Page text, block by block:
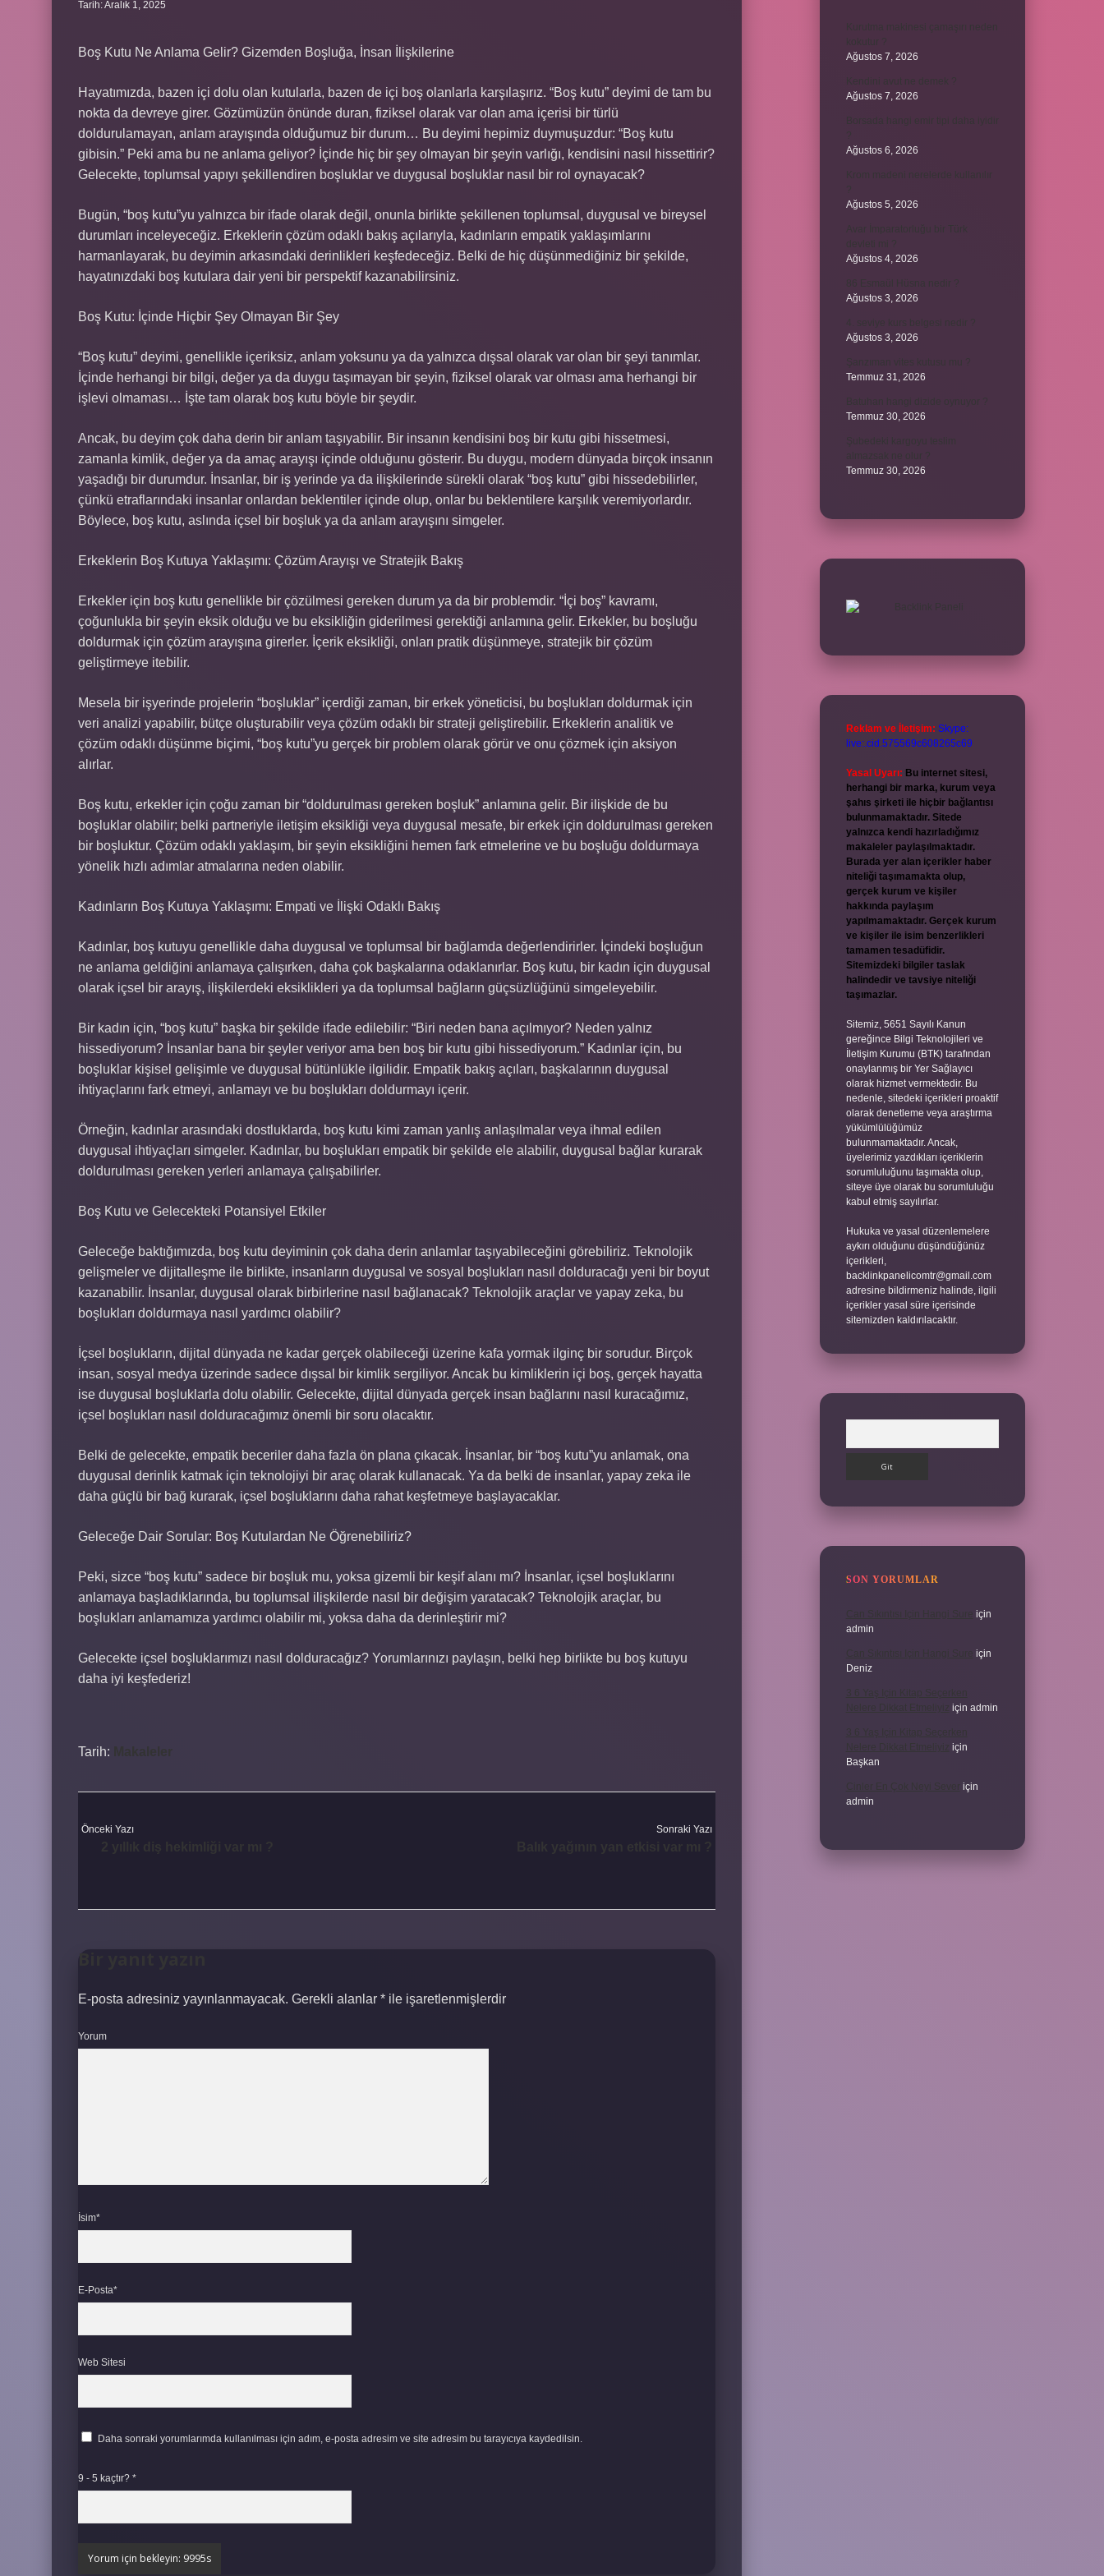
Tarih: Aralık 1, 2025
Boş Kutu Ne Anlama Gelir? Gizemden Boşluğa, İnsan İlişkilerine
Hayatımızda, bazen içi dolu olan kutularla, bazen de içi boş olanlarla karşılaşırız. “Boş kutu” deyimi de tam bu
nokta da devreye girer. Gözümüzün önünde duran, fiziksel olarak var olan ama içerisi bir türlü
doldurulamayan, anlam arayışında olduğumuz bir durum… Bu deyimi hepimiz duymuşuzdur: “Boş kutu
gibisin.” Peki ama bu ne anlama geliyor? İçinde hiç bir şey olmayan bir şeyin varlığı, kendisini nasıl hissettirir?
Gelecekte, toplumsal yapıyı şekillendiren boşluklar ve duygusal boşluklar nasıl bir rol oynayacak?
Bugün, “boş kutu”yu yalnızca bir ifade olarak değil, onunla birlikte şekillenen toplumsal, duygusal ve bireysel
durumları inceleyeceğiz. Erkeklerin çözüm odaklı bakış açılarıyla, kadınların empatik yaklaşımlarını
harmanlayarak, bu deyimin arkasındaki derinlikleri keşfedeceğiz. Belki de hiç düşünmediğiniz bir şekilde,
hayatınızdaki boş kutulara dair yeni bir perspektif kazanabilirsiniz.
Boş Kutu: İçinde Hiçbir Şey Olmayan Bir Şey
“Boş kutu” deyimi, genellikle içeriksiz, anlam yoksunu ya da yalnızca dışsal olarak var olan bir şeyi tanımlar.
İçinde herhangi bir bilgi, değer ya da duygu taşımayan bir şeyin, fiziksel olarak var olması ama herhangi bir
işlevi olmaması… İşte tam olarak boş kutu böyle bir şeydir.
Ancak, bu deyim çok daha derin bir anlam taşıyabilir. Bir insanın kendisini boş bir kutu gibi hissetmesi,
zamanla kimlik, değer ya da amaç arayışı içinde olduğunu gösterir. Bu duygu, modern dünyada birçok insanın
yaşadığı bir durumdur. İnsanlar, bir iş yerinde ya da ilişkilerinde sürekli olarak “boş kutu” gibi hissedebilirler,
çünkü etraflarındaki insanlar onlardan beklentiler içinde olup, onlar bu beklentilere karşılık veremiyorlardır.
Böylece, boş kutu, aslında içsel bir boşluk ya da anlam arayışını simgeler.
Erkeklerin Boş Kutuya Yaklaşımı: Çözüm Arayışı ve Stratejik Bakış
Erkekler için boş kutu genellikle bir çözülmesi gereken durum ya da bir problemdir. “İçi boş” kavramı,
çoğunlukla bir şeyin eksik olduğu ve bu eksikliğin giderilmesi gerektiği anlamına gelir. Erkekler, bu boşluğu
doldurmak için çözüm arayışına girerler. İçerik eksikliği, onları pratik düşünmeye, stratejik bir çözüm
geliştirmeye itebilir.
Mesela bir işyerinde projelerin “boşluklar” içerdiği zaman, bir erkek yöneticisi, bu boşlukları doldurmak için
veri analizi yapabilir, bütçe oluşturabilir veya çözüm odaklı bir strateji geliştirebilir. Erkeklerin analitik ve
çözüm odaklı düşünme biçimi, “boş kutu”yu gerçek bir problem olarak görür ve onu çözmek için aksiyon
alırlar.
Boş kutu, erkekler için çoğu zaman bir “doldurulması gereken boşluk” anlamına gelir. Bir ilişkide de bu
boşluklar olabilir; belki partneriyle iletişim eksikliği veya duygusal mesafe, bir erkek için doldurulması gereken
bir boşluktur. Çözüm odaklı yaklaşım, bir şeyin eksikliğini hemen fark etmelerine ve bu boşluğu doldurmaya
yönelik hızlı adımlar atmalarına neden olabilir.
Kadınların Boş Kutuya Yaklaşımı: Empati ve İlişki Odaklı Bakış
Kadınlar, boş kutuyu genellikle daha duygusal ve toplumsal bir bağlamda değerlendirirler. İçindeki boşluğun
ne anlama geldiğini anlamaya çalışırken, daha çok başkalarına odaklanırlar. Boş kutu, bir kadın için duygusal
olarak içsel bir arayış, ilişkilerdeki eksiklikleri ya da toplumsal bağların güçsüzlüğünü simgeleyebilir.
Bir kadın için, “boş kutu” başka bir şekilde ifade edilebilir: “Biri neden bana açılmıyor? Neden yalnız
hissediyorum? İnsanlar bana bir şeyler veriyor ama ben boş bir kutu gibi hissediyorum.” Kadınlar için, bu
boşluklar kişisel gelişimle ve duygusal bütünlükle ilgilidir. Empatik bakış açıları, başkalarının duygusal
ihtiyaçlarını fark etmeyi, anlamayı ve bu boşlukları doldurmayı içerir.
Örneğin, kadınlar arasındaki dostluklarda, boş kutu kimi zaman yanlış anlaşılmalar veya ihmal edilen
duygusal ihtiyaçları simgeler. Kadınlar, bu boşlukları empatik bir şekilde ele alabilir, duygusal bağlar kurarak
doldurulması gereken yerleri anlamaya çalışabilirler.
Boş Kutu ve Gelecekteki Potansiyel Etkiler
Geleceğe baktığımızda, boş kutu deyiminin çok daha derin anlamlar taşıyabileceğini görebiliriz. Teknolojik
gelişmeler ve dijitalleşme ile birlikte, insanların duygusal ve sosyal boşlukları nasıl dolduracağı yeni bir boyut
kazanabilir. İnsanlar, duygusal olarak birbirlerine nasıl bağlanacak? Teknolojik araçlar ve yapay zeka, bu
boşlukları doldurmaya nasıl yardımcı olabilir?
İçsel boşlukların, dijital dünyada ne kadar gerçek olabileceği üzerine kafa yormak ilginç bir sorudur. Birçok
insan, sosyal medya üzerinde sadece dışsal bir kimlik sergiliyor. Ancak bu kimliklerin içi boş, gerçek hayatta
ise duygusal boşluklarla dolu olabilir. Gelecekte, dijital dünyada gerçek insan bağlarını nasıl kuracağımız,
içsel boşlukları nasıl dolduracağımız önemli bir soru olacaktır.
Belki de gelecekte, empatik beceriler daha fazla ön plana çıkacak. İnsanlar, bir “boş kutu”yu anlamak, ona
duygusal derinlik katmak için teknolojiyi bir araç olarak kullanacak. Ya da belki de insanlar, yapay zeka ile
daha güçlü bir bağ kurarak, içsel boşluklarını daha rahat keşfetmeye başlayacaklar.
Geleceğe Dair Sorular: Boş Kutulardan Ne Öğrenebiliriz?
Peki, sizce “boş kutu” sadece bir boşluk mu, yoksa gizemli bir keşif alanı mı? İnsanlar, içsel boşluklarını
anlamaya başladıklarında, bu toplumsal ilişkilerde nasıl bir değişim yaratacak? Teknolojik araçlar, bu
boşlukları anlamamıza yardımcı olabilir mi, yoksa daha da derinleştirir mi?
Gelecekte içsel boşluklarımızı nasıl dolduracağız? Yorumlarınızı paylaşın, belki hep birlikte bu boş kutuyu
daha iyi keşfederiz!
Tarih: Makaleler
Önceki Yazı Sonraki Yazı
Bir yanıt yazın
E-posta adresiniz yayınlanmayacak. Gerekli alanlar * ile işaretlenmişlerdir
Yorum
İsim*
E-Posta*
Web Sitesi
Daha sonraki yorumlarımda kullanılması için adım, e-posta adresim ve site adresim bu tarayıcıya kaydedilsin.
9 - 5 kaçtır? *
Ağustos 7, 2026
Ağustos 7, 2026
Ağustos 6, 2026
Ağustos 5, 2026
Ağustos 4, 2026
Ağustos 3, 2026
Ağustos 3, 2026
Temmuz 31, 2026
Temmuz 30, 2026
Temmuz 30, 2026
Reklam ve İletişim: Skype:
live:.cid.575569c608265c69
Yasal Uyarı: Bu internet sitesi,
herhangi bir marka, kurum veya
şahıs şirketi ile hiçbir bağlantısı
bulunmamaktadır. Sitede
yalnızca kendi hazırladığımız
makaleler paylaşılmaktadır.
Burada yer alan içerikler haber
niteliği taşımamakta olup,
gerçek kurum ve kişiler
hakkında paylaşım
yapılmamaktadır. Gerçek kurum
ve kişiler ile isim benzerlikleri
tamamen tesadüfidir.
Sitemizdeki bilgiler taslak
halindedir ve tavsiye niteliği
taşımazlar.
Sitemiz, 5651 Sayılı Kanun
gereğince Bilgi Teknolojileri ve
İletişim Kurumu (BTK) tarafından
onaylanmış bir Yer Sağlayıcı
olarak hizmet vermektedir. Bu
nedenle, sitedeki içerikleri proaktif
olarak denetleme veya araştırma
yükümlülüğümüz
bulunmamaktadır. Ancak,
üyelerimiz yazdıkları içeriklerin
sorumluluğunu taşımakta olup,
siteye üye olarak bu sorumluluğu
kabul etmiş sayılırlar.
Hukuka ve yasal düzenlemelere
aykırı olduğunu düşündüğünüz
içerikleri,
backlinkpanelicomtr@gmail.com
adresine bildirmeniz halinde, ilgili
içerikler yasal süre içerisinde
sitemizden kaldırılacaktır.
SON YORUMLAR
için
admin
için
Deniz
için admin
için
Başkan
için
admin